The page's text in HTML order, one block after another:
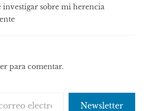
investigar sobre mi herencia
para comentar.
Newsletter